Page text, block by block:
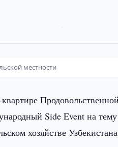
местности
Side Event на тему
хозяйстве